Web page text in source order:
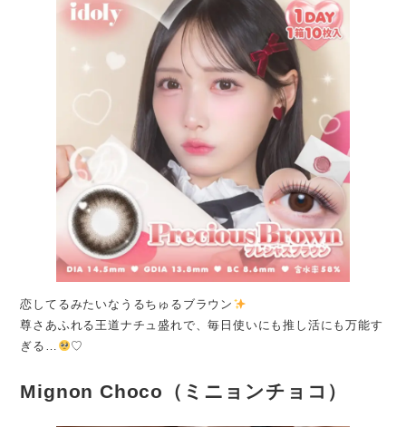
恋してるみたいなうるちゅるブラウン
尊さあふれる王道ナチュ盛れで、毎日使いにも推し活にも万能す
ぎる…
♡
Mignon Choco（ミニョンチョコ）